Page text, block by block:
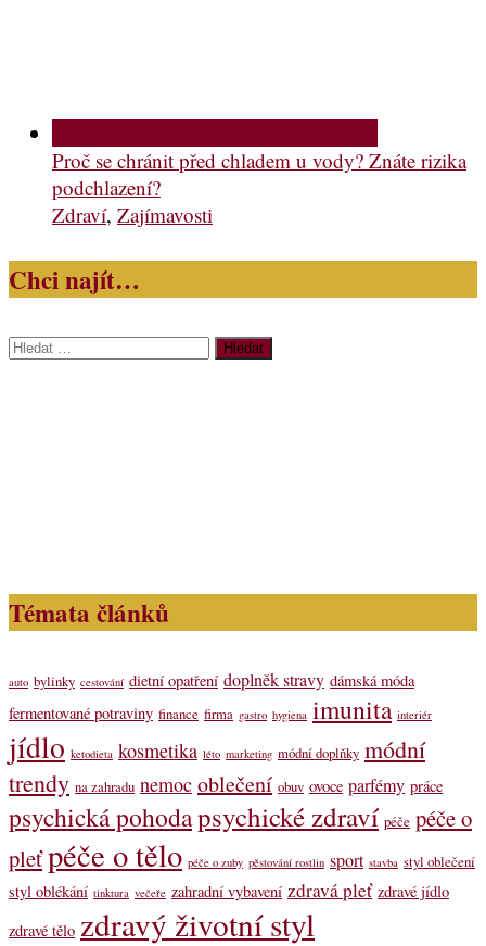
Proč se chránit před chladem u vody? Znáte rizika
podchlazení?
Zdraví, Zajímavosti
Chci najít…
Vyhledávání
Témata článků
auto bylinky cestování dietní opatření doplněk stravy dámská móda
fermentované potraviny finance firma gastro hygiena imunita interiér
jídlo ketodieta kosmetika léto marketing módní doplňky módní
trendy na zahradu nemoc oblečení obuv ovoce parfémy práce
psychická pohodapsychické zdraví péče péče o
pleťpéče o tělo péče o zuby pěstování rostlin sport stavba styl oblečení
styl oblékání tinktura večeře zahradní vybavení zdravá pleť zdravé jídlo
zdravé tělo zdravý životní styl